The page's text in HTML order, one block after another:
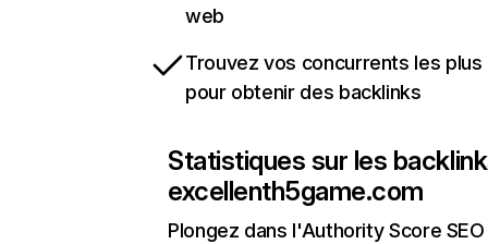
web
Trouvez vos concurrents les
pour obtenir des backlinks
Statistiques sur les
excellenth5game.com
Plongez dans l'Authority Score